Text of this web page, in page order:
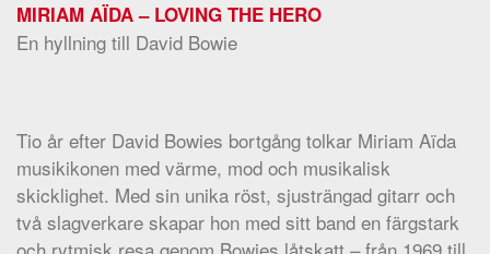
MIRIAM AÏDA – LOVING THE HERO
En hyllning till David Bowie
Tio år efter David Bowies bortgång tolkar Miriam Aïda
musikikonen med värme, mod och musikalisk
skicklighet. Med sin unika röst, sjusträngad gitarr och
två slagverkare skapar hon med sitt band en färgstark